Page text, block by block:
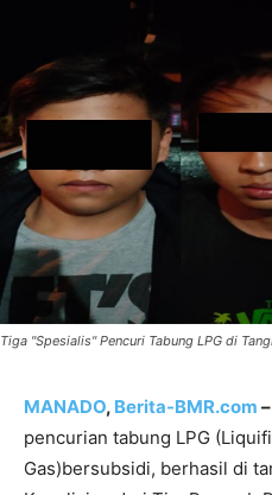
Tiga "Spesialis" Pencuri Tabung LPG di
MANADO, Berita-BMR.com –
pencurian tabung LPG
Gas)bersubsidi, berhasil di